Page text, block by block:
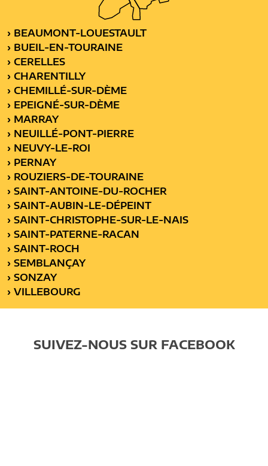
› BEAUMONT-LOUESTAULT
› BUEIL-EN-TOURAINE
› CERELLES
› CHARENTILLY
› CHEMILLÉ-SUR-DÈME
› EPEIGNÉ-SUR-DÈME
› MARRAY
› NEUILLÉ-PONT-PIERRE
› NEUVY-LE-ROI
› PERNAY
› ROUZIERS-DE-TOURAINE
› SAINT-ANTOINE-DU-ROCHER
› SAINT-AUBIN-LE-DÉPEINT
› SAINT-CHRISTOPHE-SUR-LE-NAIS
› SAINT-PATERNE-RACAN
› SAINT-ROCH
› SEMBLANÇAY
› SONZAY
› VILLEBOURG
SUIVEZ-NOUS SUR FACEBOOK